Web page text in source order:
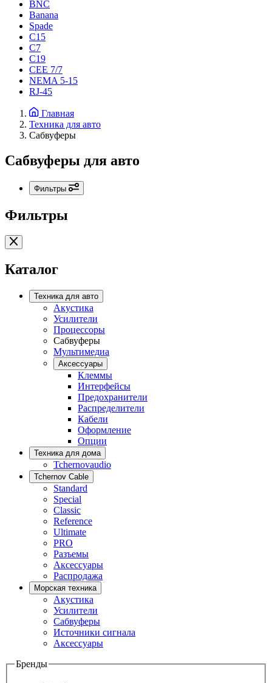
BNC
Banana
Spade
C15
С7
C19
CEE 7/7
NEMA 5-15
RJ-45
Главная
Техника для авто
Сабвуферы
Сабвуферы для авто
Фильтры
Фильтры
Каталог
Техника для авто
Акустика
Усилители
Процессоры
Сабвуферы
Мультимедиа
Аксессуары
Клеммы
Интерфейсы
Предохранители
Распределители
Кабели
Оформление
Опции
Техника для дома
Tchernovaudio
Tchernov Cable
Standard
Special
Classic
Reference
Ultimate
PRO
Разъемы
Аксессуары
Распродажа
Морская техника
Акустика
Усилители
Сабвуферы
Источники сигнала
Аксессуары
Бренды